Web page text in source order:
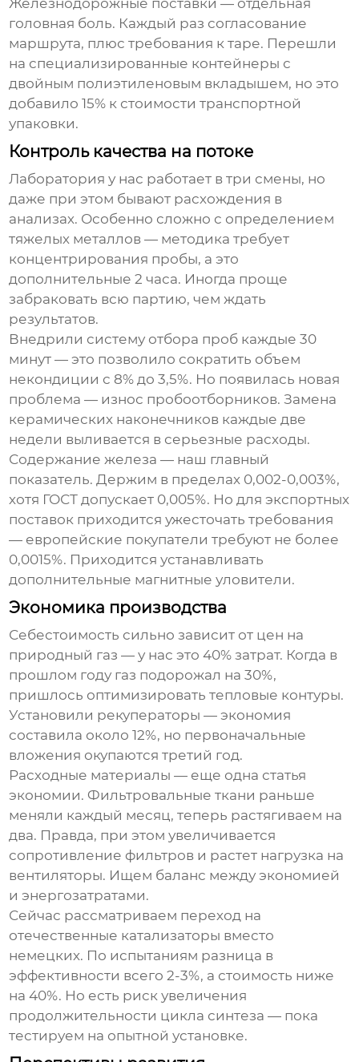
головная боль. Каждый раз согласование
маршрута, плюс требования к таре. Перешли
на специализированные контейнеры с
двойным полиэтиленовым вкладышем, но это
добавило 15% к стоимости транспортной
упаковки.
Контроль качества на потоке
Лаборатория у нас работает в три смены, но
даже при этом бывают расхождения в
анализах. Особенно сложно с определением
тяжелых металлов — методика требует
концентрирования пробы, а это
дополнительные 2 часа. Иногда проще
забраковать всю партию, чем ждать
результатов.
Внедрили систему отбора проб каждые 30
минут — это позволило сократить объем
некондиции с 8% до 3,5%. Но появилась новая
проблема — износ пробоотборников. Замена
керамических наконечников каждые две
недели выливается в серьезные расходы.
Содержание железа — наш главный
показатель. Держим в пределах 0,002-0,003%,
хотя ГОСТ допускает 0,005%. Но для экспортных
поставок приходится ужесточать требования
— европейские покупатели требуют не более
0,0015%. Приходится устанавливать
дополнительные магнитные уловители.
Экономика производства
Себестоимость сильно зависит от цен на
природный газ — у нас это 40% затрат. Когда в
прошлом году газ подорожал на 30%,
пришлось оптимизировать тепловые контуры.
Установили рекуператоры — экономия
составила около 12%, но первоначальные
вложения окупаются третий год.
Расходные материалы — еще одна статья
экономии. Фильтровальные ткани раньше
меняли каждый месяц, теперь растягиваем на
два. Правда, при этом увеличивается
сопротивление фильтров и растет нагрузка на
вентиляторы. Ищем баланс между экономией
и энергозатратами.
Сейчас рассматриваем переход на
отечественные катализаторы вместо
немецких. По испытаниям разница в
эффективности всего 2-3%, а стоимость ниже
на 40%. Но есть риск увеличения
продолжительности цикла синтеза — пока
тестируем на опытной установке.